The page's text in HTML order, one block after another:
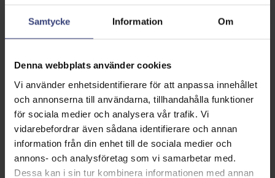
Samtycke Information Om
Denna webbplats använder cookies
Vi använder enhetsidentifierare för att anpassa innehållet
och annonserna till användarna, tillhandahålla funktioner
för sociala medier och analysera vår trafik. Vi
vidarebefordrar även sådana identifierare och annan
information från din enhet till de sociala medier och
annons- och analysföretag som vi samarbetar med.
Dessa kan i sin tur kombinera informationen med annan
Edge
Öppna Microsoft Edge på din dator.
Klicka på Favoriter > Historik.
Välj de data och filtyper du vill ta bort från din dator.
Du kanske till exempel vill ta bort din webbhistorik och
dina cookies, men behålla din autofyll- och
lösenordshistorik.
Klicka på "Ta bort".